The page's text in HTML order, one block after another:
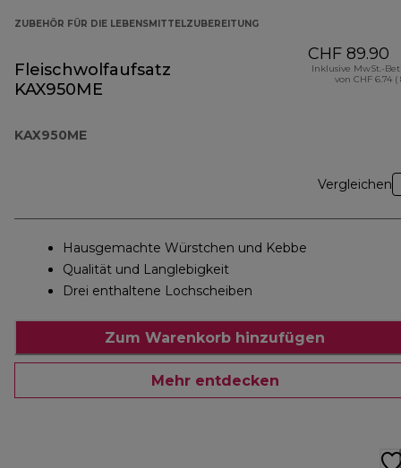
ZUBEHÖR FÜR DIE LEBENSMITTELZUBEREITUNG
Fleischwolfaufsatz
KAX950ME
KAX950ME
CHF 89.90
Inklusive MwSt.-
von CHF 6.74 (
Vergleichen
Hausgemachte Würstchen und Kebbe
Qualität und Langlebigkeit
Drei enthaltene Lochscheiben
Zum Warenkorb hinzufügen
Mehr entdecken